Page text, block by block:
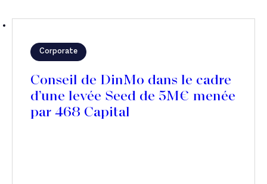
Corporate
Conseil de DinMo dans le cadre
d’une levée Seed de 5M€ menée
par 468 Capital